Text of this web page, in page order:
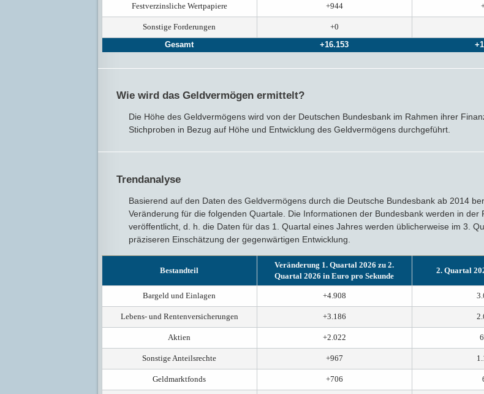
Festverzinsliche Wertpapiere +944
Sonstige Forderungen +0
Gesamt +16.153
Wie wird das Geldvermögen ermittelt?
Die Höhe des Geldvermögens wird von der Deutschen Bundesbank im Rahmen ihrer
Stichproben in Bezug auf Höhe und Entwicklung des Geldvermögens durchgeführt.
Trendanalyse
Basierend auf den Daten des Geldvermögens durch die Deutsche Bundesbank ab 2014
Veränderung für die folgenden Quartale. Die Informationen der Bundesbank werden in der
veröffentlicht, d. h. die Daten für das 1. Quartal eines Jahres werden üblicherweise im 3.
präziseren Einschätzung der gegenwärtigen Entwicklung.
Bestandteil
Veränderung 1. Quartal 2026 zu 2.
Quartal 2026 in Euro pro Sekunde
2. Quartal
Bargeld und Einlagen +4.908
Lebens- und Rentenversicherungen +3.186
Aktien +2.022
Sonstige Anteilsrechte +967
Geldmarktfonds +706